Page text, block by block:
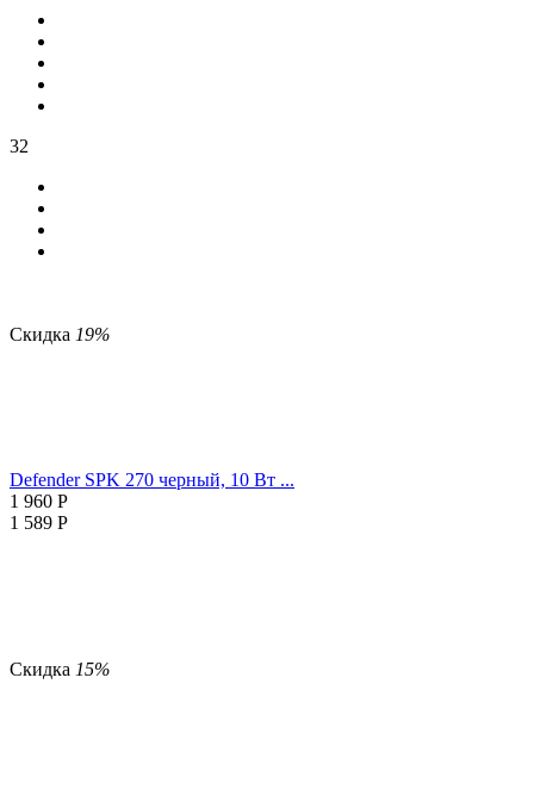
32
Скидка 19%
Defender SPK 270 черный, 10 Вт ...
1 960 Р
1 589 Р
Скидка 15%